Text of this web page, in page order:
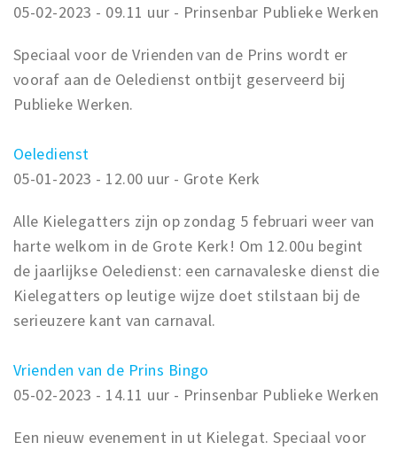
05-02-2023 - 09.11 uur - Prinsenbar Publieke Werken
Speciaal voor de Vrienden van de Prins wordt er
vooraf aan de Oeledienst ontbijt geserveerd bij
Publieke Werken.
Oeledienst
05-01-2023 - 12.00 uur - Grote Kerk
Alle Kielegatters zijn op zondag 5 februari weer van
harte welkom in de Grote Kerk! Om 12.00u begint
de jaarlijkse Oeledienst: een carnavaleske dienst die
Kielegatters op leutige wijze doet stilstaan bij de
serieuzere kant van carnaval.
Vrienden van de Prins Bingo
05-02-2023 - 14.11 uur - Prinsenbar Publieke Werken
Een nieuw evenement in ut Kielegat. Speciaal voor